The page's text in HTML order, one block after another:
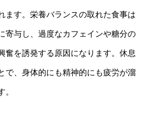
ます。栄養バランスの取れた食事は
寄与し、過度なカフェインや糖分の
奮を誘発する原因になります。休息
で、身体的にも精神的にも疲労が溜
。